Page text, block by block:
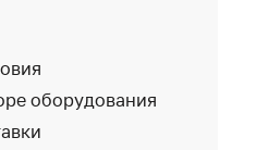
оборудования